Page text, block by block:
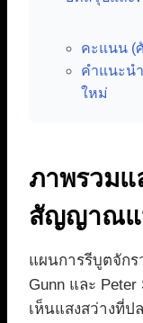
คะแนน (
คำแนะน
ใหม่
ภาพรวมแ
สัญญาณแ
แผนการรีบูตจักร
Gunn และ
เห็นแสงสว่างที่ป